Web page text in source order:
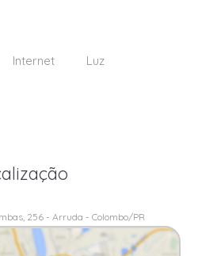
Internet
Luz
256 - Arruda - Colombo/PR